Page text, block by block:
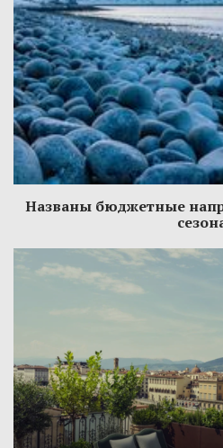
Названы бюджетные